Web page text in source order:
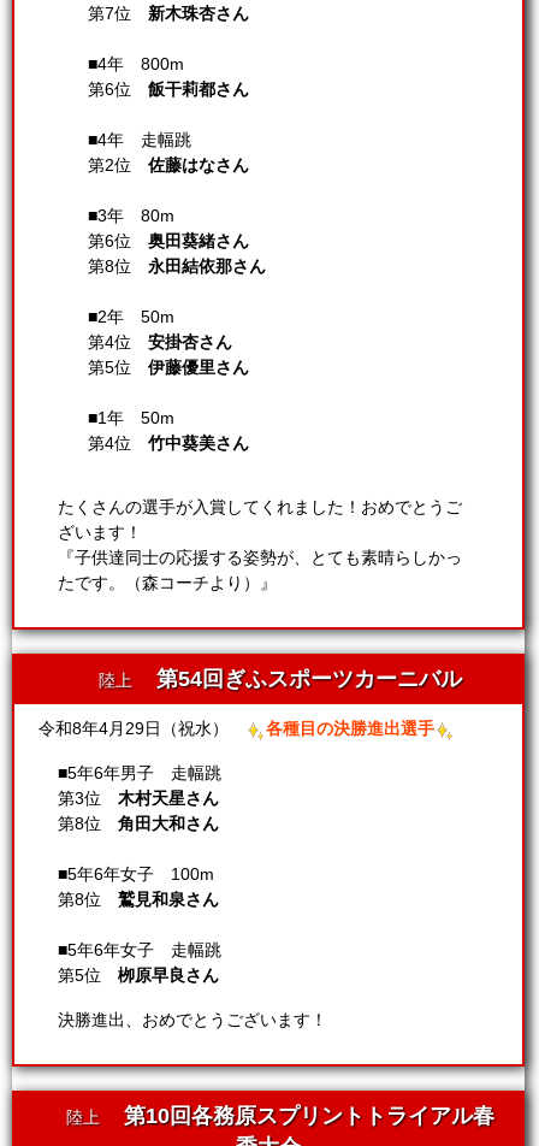
第7位 新木珠杏さん
■4年 800m
第6位 飯干莉都さん
■4年 走幅跳
第2位 佐藤はなさん
■3年 80m
第6位 奥田葵緒さん
第8位 永田結依那さん
■2年 50m
第4位 安掛杏さん
第5位 伊藤優里さん
■1年 50m
第4位 竹中葵美さん
たくさんの選手が入賞してくれました！おめでとうご
ざいます！
『子供達同士の応援する姿勢が、とても素晴らしかっ
たです。（森コーチより）』
陸上 第54回ぎふスポーツカーニバル
令和8年4月29日（祝水） 各種目の決勝進出選手
■5年6年男子 走幅跳
第3位 木村天星さん
第8位 角田大和さん
■5年6年女子 100m
第8位 鷲見和泉さん
■5年6年女子 走幅跳
第5位 栁原早良さん
決勝進出、おめでとうございます！
陸上
第10回各務原スプリントトライアル春